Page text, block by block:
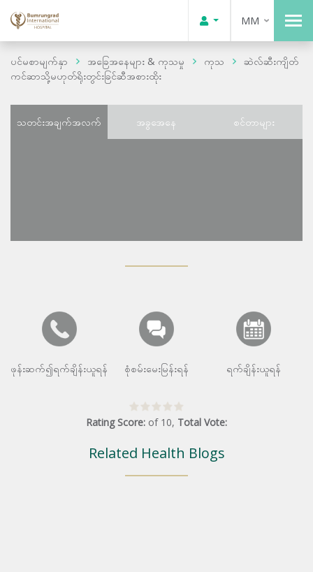
MM
ပင်မစာမျက်နှာ အခြေအနေများ & ကုသမှု ကုသ
ဆဲလ်ဆီးကျိတ်
ကင်ဆာသို့မဟုတ်ရိုးတွင်းခြင်ဆီအစားထိုး
သတင်းအချက်အလက် အခွအေနေ စင်တာများ
ဖုန်းဆက်၍ရက်ချိန်းယူရန် စုံစမ်းမေးမြန်းရန် ရက်ချိန်းယူရန်
Rating Score: of 10, Total Vote:
Related Health Blogs